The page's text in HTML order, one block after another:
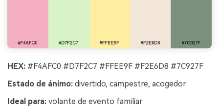
HEX: #F4AFC0 #D7F2C7 #FFEE9F #F2E6D8 #7C927F
Estado de ánimo: divertido, campestre, acogedor
Ideal para: volante de evento familiar